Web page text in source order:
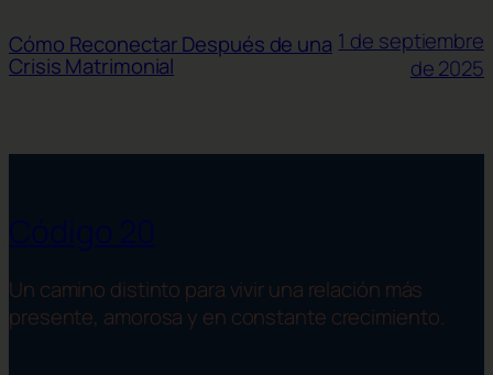
Cómo Reconectar Después de una
Crisis Matrimonial
1 de septiembre
de 2025
Código 20
Un camino distinto para vivir una relación más
presente, amorosa y en constante crecimiento.